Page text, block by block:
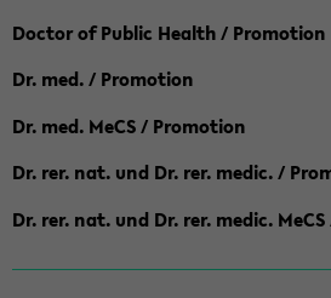
Doctor of Public Health / Promotion
Dr. med. / Promotion
Dr. med. MeCS / Promotion
Dr. rer. nat. und Dr. rer. medic. /
Dr. rer. nat. und Dr. rer. medic.